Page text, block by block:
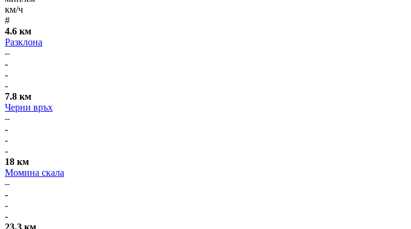
км/ч
#
4.6 км
Разклона
–
-
-
-
7.8 км
Черни връх
–
-
-
-
18 км
Момина скала
–
-
-
-